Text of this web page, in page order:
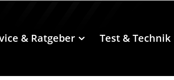
& Ratgeber Test & Technik